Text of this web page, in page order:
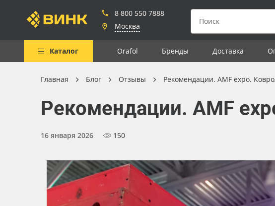
8 800 550 7888
Москва
Каталог Orafol Бренды Доставка
Весь каталог
Рулонные материалы
Листовые материалы
Чернила
Клей, скотчи и крепёж
Мобильные конструкции и
Главная Блог Отзывы Рекомендации. AMF expo.
Рекомендации. AMF
16 января 2026 150